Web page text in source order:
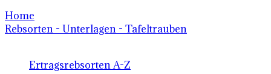
Home
Rebsorten - Unterlagen - Tafeltrauben
Ertragsrebsorten A-Z